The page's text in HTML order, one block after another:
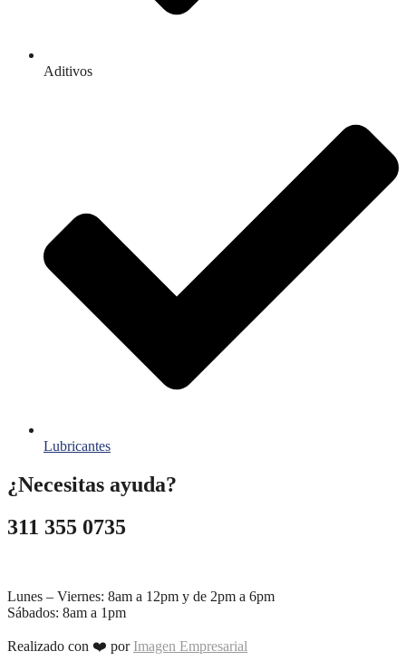
Aditivos
Lubricantes
¿Necesitas ayuda?
311 355 0735
Lunes – Viernes: 8am a 12pm y de 2pm a 6pm
Sábados: 8am a 1pm
Realizado con ❤️ por Imagen Empresarial